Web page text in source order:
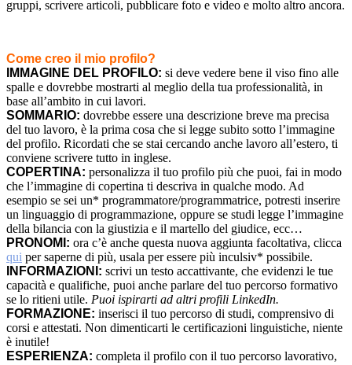
gruppi, scrivere articoli, pubblicare foto e video e molto altro ancora.
Come creo il mio profilo?
IMMAGINE DEL PROFILO: si deve vedere bene il viso fino alle
spalle e dovrebbe mostrarti al meglio della tua professionalità, in
base all’ambito in cui lavori.
SOMMARIO: dovrebbe essere una descrizione breve ma precisa
del tuo lavoro, è la prima cosa che si legge subito sotto l’immagine
del profilo. Ricordati che se stai cercando anche lavoro all’estero, ti
conviene scrivere tutto in inglese.
COPERTINA: personalizza il tuo profilo più che puoi, fai in modo
che l’immagine di copertina ti descriva in qualche modo. Ad
esempio se sei un* programmatore/programmatrice, potresti inserire
un linguaggio di programmazione, oppure se studi legge l’immagine
della bilancia con la giustizia e il martello del giudice, ecc…
PRONOMI: ora c’è anche questa nuova aggiunta facoltativa, clicca
qui per saperne di più, usala per essere più inculsiv* possibile.
INFORMAZIONI: scrivi un testo accattivante, che evidenzi le tue
capacità e qualifiche, puoi anche parlare del tuo percorso formativo
se lo ritieni utile. Puoi ispirarti ad altri profili LinkedIn.
FORMAZIONE: inserisci il tuo percorso di studi, comprensivo di
corsi e attestati. Non dimenticarti le certificazioni linguistiche, niente
è inutile!
ESPERIENZA: completa il profilo con il tuo percorso lavorativo,